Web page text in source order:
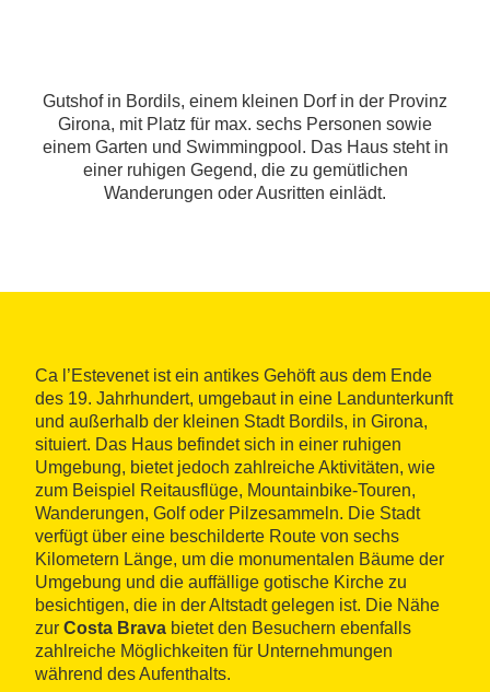
Gutshof in Bordils, einem kleinen Dorf in der Provinz
Girona, mit Platz für max. sechs Personen sowie
einem Garten und Swimmingpool. Das Haus steht in
einer ruhigen Gegend, die zu gemütlichen
Wanderungen oder Ausritten einlädt.
Ca l’Estevenet ist ein antikes Gehöft aus dem Ende
des 19. Jahrhundert, umgebaut in eine Landunterkunft
und außerhalb der kleinen Stadt Bordils, in Girona,
situiert. Das Haus befindet sich in einer ruhigen
Umgebung, bietet jedoch zahlreiche Aktivitäten, wie
zum Beispiel Reitausflüge, Mountainbike-Touren,
Wanderungen, Golf oder Pilzesammeln. Die Stadt
verfügt über eine beschilderte Route von sechs
Kilometern Länge, um die monumentalen Bäume der
Umgebung und die auffällige gotische Kirche zu
besichtigen, die in der Altstadt gelegen ist. Die Nähe
zur Costa Brava bietet den Besuchern ebenfalls
zahlreiche Möglichkeiten für Unternehmungen
während des Aufenthalts.